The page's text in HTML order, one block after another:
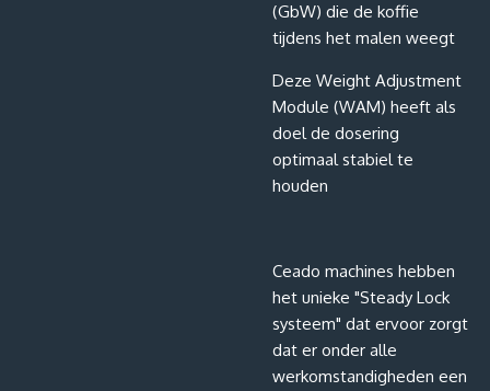
(GbW) die de koffie
tijdens het malen weegt
Deze Weight Adjustment
Module (WAM) heeft als
doel de dosering
optimaal stabiel te
houden
Ceado machines hebben
het unieke "Steady Lock
systeem" dat ervoor zorgt
dat er onder alle
werkomstandigheden een